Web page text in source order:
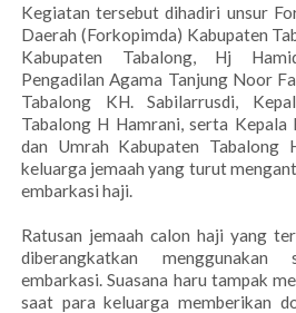
Kegiatan tersebut dihadiri unsur
Daerah (Forkopimda) Kabupaten
Kabupaten Tabalong, Hj
Pengadilan Agama Tanjung Noor
Tabalong KH. Sabilarrusdi,
Tabalong H Hamrani, serta
dan Umrah Kabupaten Tabalong
keluarga jemaah yang turut
embarkasi haji.
Ratusan jemaah calon haji yang
diberangkatkan
embarkasi. Suasana haru tampak
saat para keluarga memberikan